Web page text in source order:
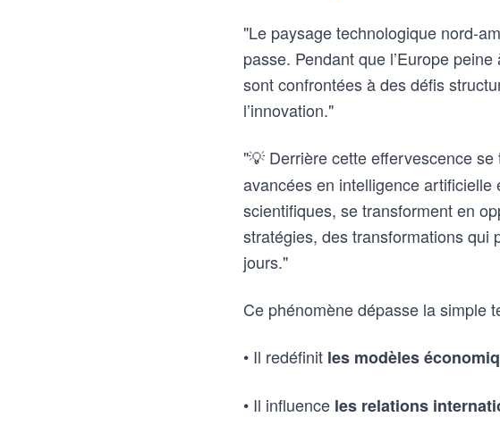
"Le paysage technologique nord-
passe. Pendant que l’Europe
sont confrontées à des défis
l’innovation."
"💡 Derrière cette effervescence se
avancées en intelligence
scientifiques, se transforment en
stratégies, des transformations qui
jours."
Ce phénomène dépasse la simple
• Il redéfinit les modèles
• Il influence les relations